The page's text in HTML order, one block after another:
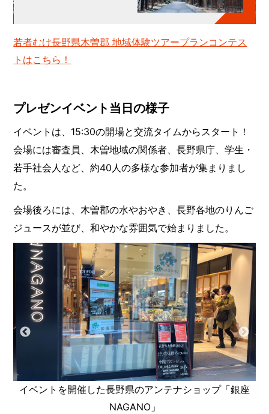
若者むけ長野県木曽郡 地域体験ツアープランコンテス
トはこちら！
プレゼンイベント当日の様子
イベントは、15:30の開場と交流タイムからスタート！
会場には審査員、木曽地域の関係者、長野県庁、学生・
若手社会人など、約40人の多様な参加者が集まりまし
た。
会場後ろには、木曽郡の水やおやき、長野各地のりんご
ジュースが並び、和やかな雰囲気で始まりました。
イベントを開催した長野県のアンテナショップ「銀座
NAGANO」